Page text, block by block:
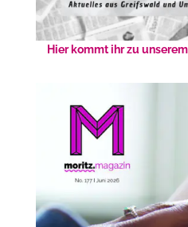
Hier kommt ihr zu